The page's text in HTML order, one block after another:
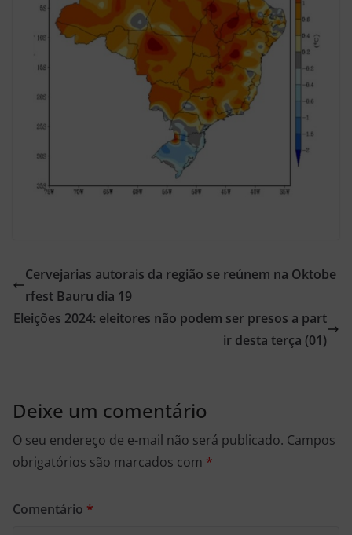
Cervejarias autorais da região se reúnem na Oktobe
rfest Bauru dia 19
Eleições 2024: eleitores não podem ser presos a part
ir desta terça (01)
Deixe um comentário
O seu endereço de e-mail não será publicado. Campos
obrigatórios são marcados com *
Comentário *